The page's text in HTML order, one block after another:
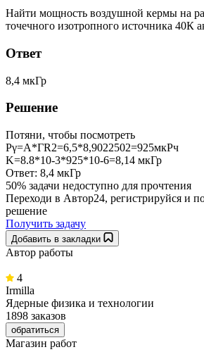
Найти мощность воздушной кермы на
точечного изотропного источника 40К
Ответ
8,4 мкГр
Решение
Потяни, чтобы посмотреть
Pγ=А*ГR2=6,5*8,9022502=925мкРч
K=8.8*10-3*925*10-6=8,14 мкГр
Ответ: 8,4 мкГр
50% задачи недоступно для прочтения
Переходи в Автор24, регистрируйся и
решение
Получить задачу
Добавить в закладки
Автор работы
4
Irmilla
Ядерные физика и технологии
1898 заказов
обратиться
Магазин работ